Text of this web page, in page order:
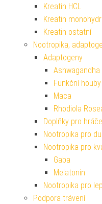
Kreatin HCL
Kreatin
Kreatin ostatní
Nootropika,
Adaptogeny
Ashwagandha
Funkční houby
Maca
Rhodiola
Doplňky pro hráče
Nootropika pro
Nootropika pro
Gaba
Melatonin
Nootropika pro
Podpora trávení